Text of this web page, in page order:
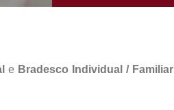
e Bradesco Individual / Familiar